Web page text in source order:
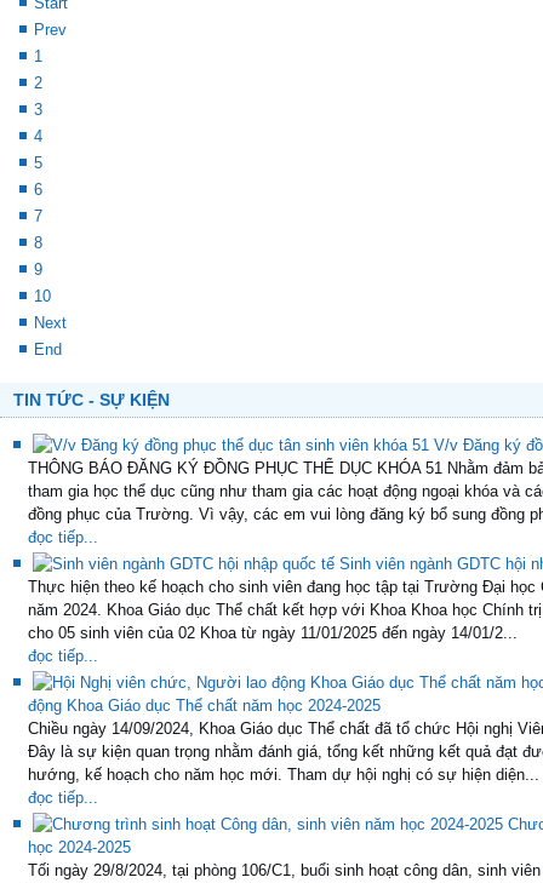
Prev
1
2
3
4
5
6
7
8
9
10
Next
End
THÔNG BÁO ĐĂNG KÝ ĐỒNG PHỤC THỂ DỤC KHÓA 51 Nhằm đảm
tham gia học thể dục cũng như tham gia các hoạt động ngoại khóa và
đồng phục của Trường. Vì vậy, các em vui lòng đăng ký bổ sung đồng
đọc tiếp...
Thực hiện theo kế hoạch cho sinh viên đang học tập tại Trường Đại
năm 2024. Khoa Giáo dục Thể chất kết hợp với Khoa Khoa học Chính
cho 05 sinh viên của 02 Khoa từ ngày 11/01/2025 đến ngày 14/01/2...
đọc tiếp...
động Khoa Giáo dục Thể chất năm học 2024-2025
Chiều ngày 14/09/2024, Khoa Giáo dục Thể chất đã tổ chức Hội nghị
Đây là sự kiện quan trọng nhằm đánh giá, tổng kết những kết quả đạt
hướng, kế hoạch cho năm học mới. Tham dự hội nghị có sự hiện diện...
đọc tiếp...
học 2024-2025
Tối ngày 29/8/2024, tại phòng 106/C1, buổi sinh hoạt công dân, sinh
tham gia của hàng trăm sinh viên các khoá thuộc Khoa Giáo dục Thể